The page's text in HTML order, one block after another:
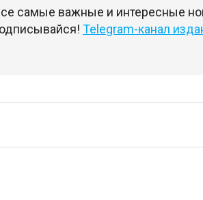
самые важные и интересные
Telegram-канал